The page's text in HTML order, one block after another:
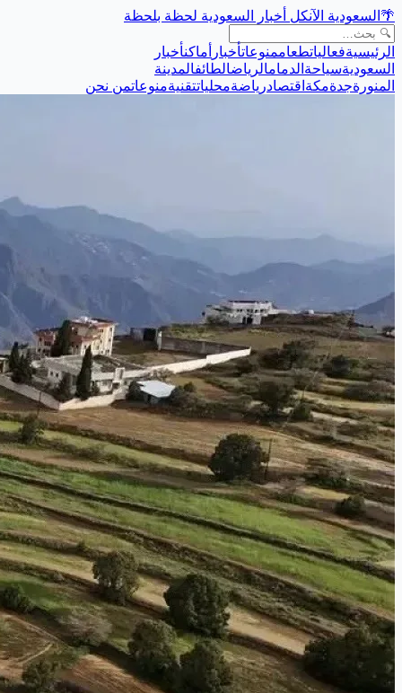
🌴 السعودية الآنكل أخبار السعودية لحظة بلحظة
الرئيسيةفعالياتطعاممنوعاتأخبار أماكنأخبار
السعوديةسياحة الدمامالرياضالطائفالمدينة
المنورةجدةمكة اقتصادرياضةمحلياتتقنيةمنوعاتمن نحن